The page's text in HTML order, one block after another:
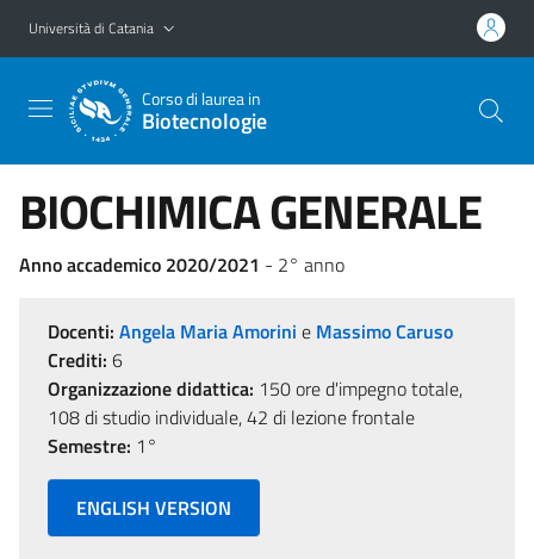
Vai al contenuto principale
Vai al menu di navigazione
Università di Catania
Corso di laurea in
Biotecnologie
BIOCHIMICA GENERALE
Anno accademico 2020/2021 - 2° anno
Docenti: Angela Maria Amorini e Massimo Caruso
Crediti: 6
Organizzazione didattica: 150 ore d'impegno totale,
108 di studio individuale, 42 di lezione frontale
Semestre: 1°
ENGLISH VERSION